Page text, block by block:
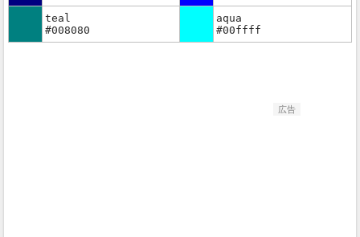
teal
#008080
aqua
#00ffff
広告